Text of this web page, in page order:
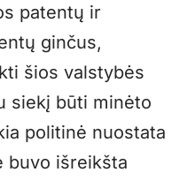
patentų ir
ginčus,
šios valstybės
siekį būti minėto
politinė nuostata
buvo išreikšta